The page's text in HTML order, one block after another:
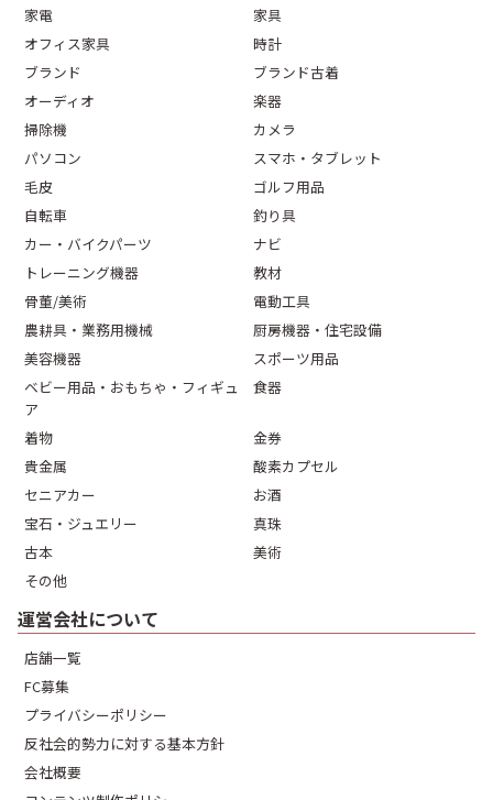
家電
家具
オフィス家具
時計
ブランド
ブランド古着
オーディオ
楽器
掃除機
カメラ
パソコン
スマホ・タブレット
毛皮
ゴルフ用品
自転車
釣り具
カー・バイクパーツ
ナビ
トレーニング機器
教材
骨董/美術
電動工具
農耕具・業務用機械
厨房機器・住宅設備
美容機器
スポーツ用品
ベビー用品・おもちゃ・フィギュ
ア
食器
着物
金券
貴金属
酸素カプセル
セニアカー
お酒
宝石・ジュエリー
真珠
古本
美術
その他
運営会社について
店舗一覧
FC募集
プライバシーポリシー
反社会的勢力に対する基本方針
会社概要